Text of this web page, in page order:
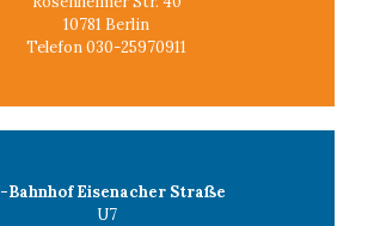
10781 Berlin
Telefon 030-25970911
Bahnhof Eisenacher Straße
U7